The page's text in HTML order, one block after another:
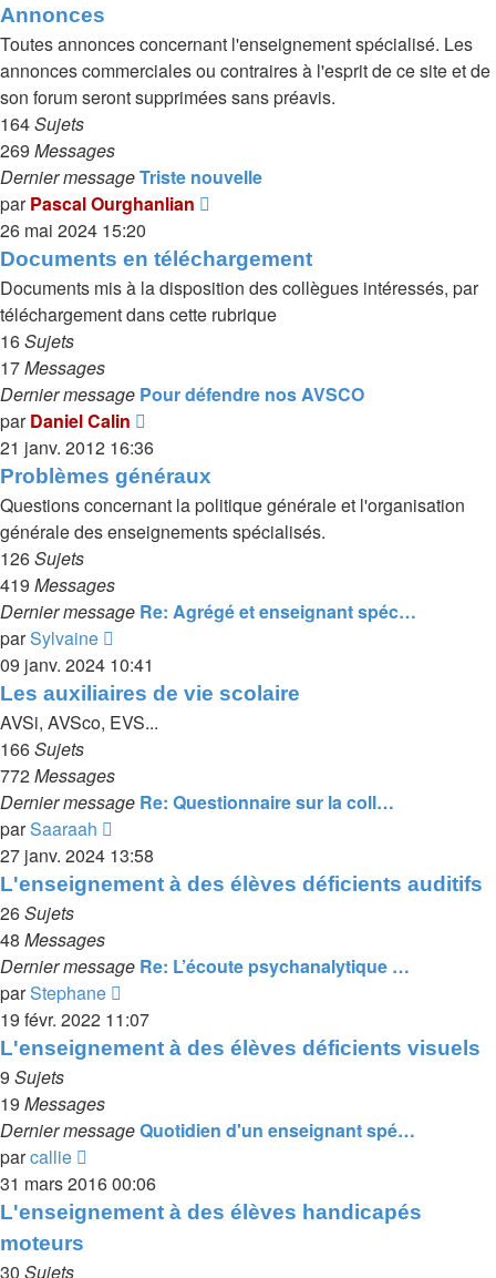
Annonces
Toutes annonces concernant l'enseignement spécialisé. Les
annonces commerciales ou contraires à l'esprit de ce site et de
son forum seront supprimées sans préavis.
164Sujets
269 Messages
Dernier messageTriste nouvelle
parPascal Ourghanlian
dernier
message
26 mai 2024 15:20
Documents en téléchargement
Documents mis à la disposition des collègues intéressés, par
téléchargement dans cette rubrique
16Sujets
17Messages
Dernier message Pour défendre nos AVSCO
parDaniel Calin
le
dernier
message
21 janv. 2012 16:36
Problèmes généraux
Questions concernant la politique générale et l'organisation
générale des enseignements spécialisés.
126Sujets
419 Messages
Dernier message Re: Agrégé et enseignant spéc…
parSylvaine
le
dernier
message
09 janv. 2024 10:41
Les auxiliaires de vie scolaire
AVSi, AVSco, EVS...
166Sujets
772Messages
Dernier message Re: Questionnaire sur la coll…
parSaaraah
le
dernier
27 janv. 2024 13:58
L'enseignement à des élèves déficients auditifs
26Sujets
48 Messages
Dernier message Re: L’écoute psychanalytique …
parStephane
le
dernier
19 févr. 2022 11:07
L'enseignement à des élèves déficients visuels
9 Sujets
19 Messages
Dernier messageQuotidien d'un enseignant spé…
parcallie
le
dernier
31 mars 2016 00:06
L'enseignement à des élèves handicapés
moteurs
30 Sujets